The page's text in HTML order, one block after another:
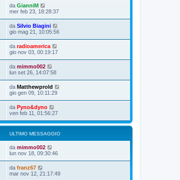
da GianniM
mer feb 23, 18:28:37
da Silvio Biagini
gio mag 21, 10:05:56
da radioamerica
gio nov 03, 00:19:17
da mimmo002
lun set 26, 14:07:58
da Matthewprold
gio gen 09, 10:11:29
da Pyno&dyno
ven feb 11, 01:56:27
ULTIMO MESSAGGIO
da mimmo002
lun nov 18, 09:30:46
da franz67
mar nov 12, 21:17:49